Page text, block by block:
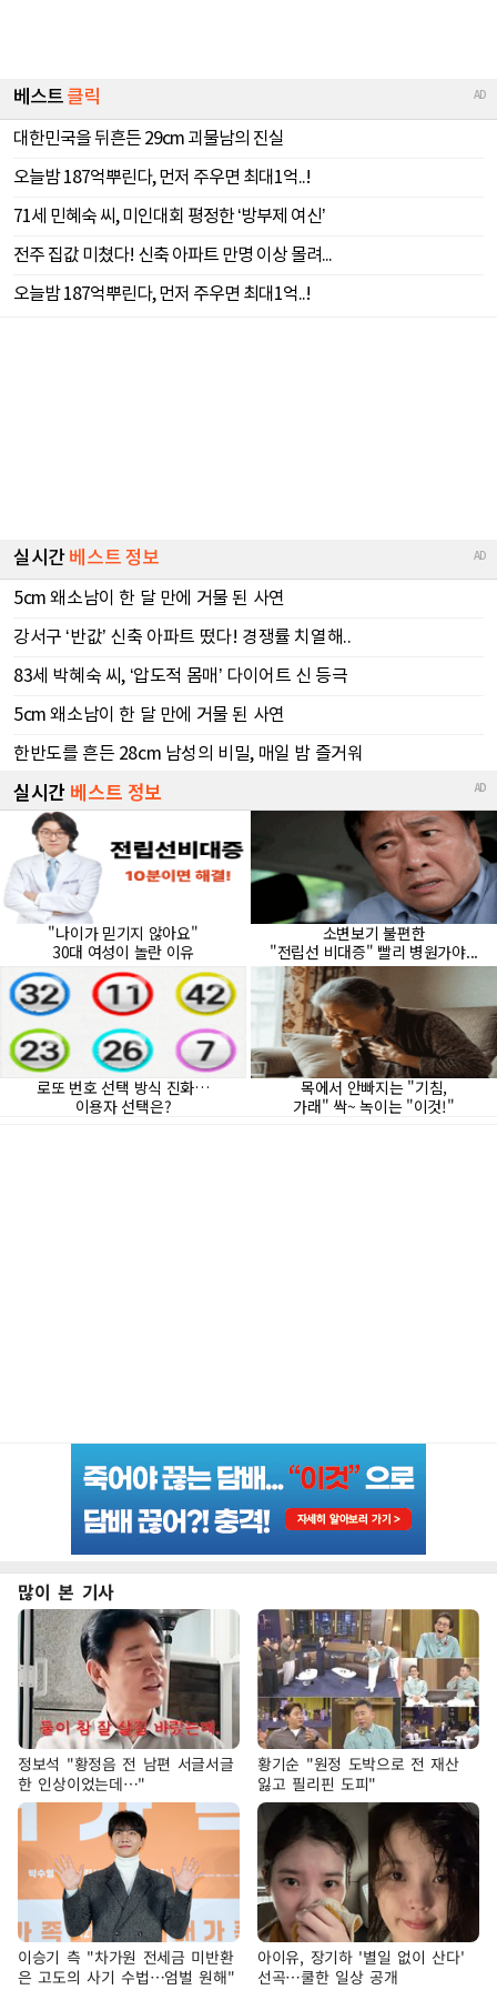
많이 본 기사
정보석 "황정음 전 남편 서글서글
한 인상이었는데…"
황기순 "원정 도박으로 전 재산
잃고 필리핀 도피"
이승기 측 "차가원 전세금 미반환
은 고도의 사기 수법…엄벌 원해"
아이유, 장기하 '별일 없이 산다'
선곡…쿨한 일상 공개